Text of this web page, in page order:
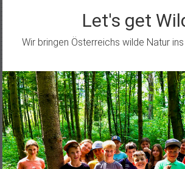
Let's get
Wir bringen Österreichs wilde Natur